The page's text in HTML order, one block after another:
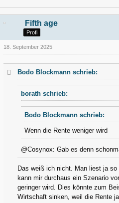
Fifth age
Profi
18. September 2025
Bodo Blockmann schrieb:
borath schrieb:
Bodo Blockmann schrieb:
Wenn die Rente weniger wird
@Cosynox: Gab es denn
Das weiß ich nicht. Man liest ja
kann mir durchaus ein Szenario
geringer wird. Dies könnte zum
Wirtschaft sinken, weil die Rente